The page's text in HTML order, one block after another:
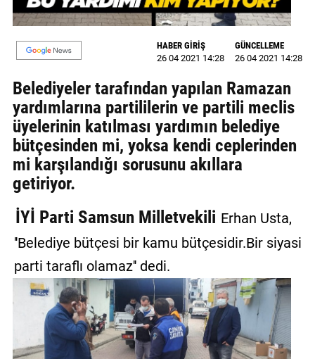
MAGAZİN
GALERİ
VİDEO
YAZARLAR
BİZE
ULAŞIN
Künye
İletişim
Gizlilik
Politikası
HABER GİRİŞ
26 04 2021 14:28
GÜNCELLEME
26 04 2021 14:28
Belediyeler tarafından yapılan Ramazan
yardımlarına partililerin ve partili meclis
üyelerinin katılması yardımın belediye
bütçesinden mi, yoksa kendi ceplerinden
mi karşılandığı sorusunu akıllara
getiriyor.
İYİ Parti Samsun Milletvekili Erhan Usta,
''Belediye bütçesi bir kamu bütçesidir.Bir siyasi
parti taraflı olamaz'' dedi.